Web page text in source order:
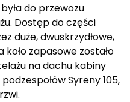
do przewozu
Dostęp do części
duże, dwuskrzydłowe,
zapasowe zostało
na dachu kabiny
Syreny 105,